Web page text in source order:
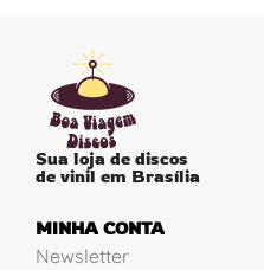
Sua loja de discos
de vinil em Brasília
MINHA CONTA
Newsletter